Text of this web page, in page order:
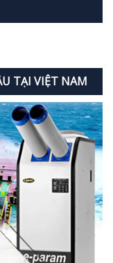
TẠI VIỆT NAM